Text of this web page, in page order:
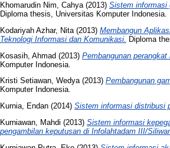
Khomarudin Nim, Cahya(2013) Sistem informasi
Diploma thesis, Universitas Komputer Indonesia.
Kodariyah Azhar, Nita (2013) Membangun
Teknologi Informasi dan Komunikasi.
Diploma
Kosasih, Ahmad (2013) Pembangunan
Komputer Indonesia.
Kristi Setiawan, Wedya(2013) Pembangunan
Komputer Indonesia.
Kurnia, Endan (2014) Sistem informasi distribusi
Kurniawan, Mahdi (2013) Sistem informasi
pengambilan keputusan di Infolahtadam III/